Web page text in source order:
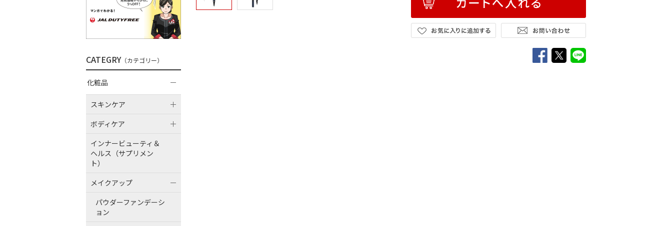
CATEGRY（カテゴリー）
化粧品
スキンケア
ボディケア
インナービューティ＆
ヘルス（サプリメン
ト）
メイクアップ
パウダーファンデーシ
ョン